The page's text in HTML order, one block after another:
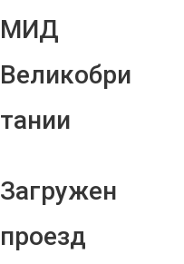
МИД
Великобри
тании
Загружен
проезд